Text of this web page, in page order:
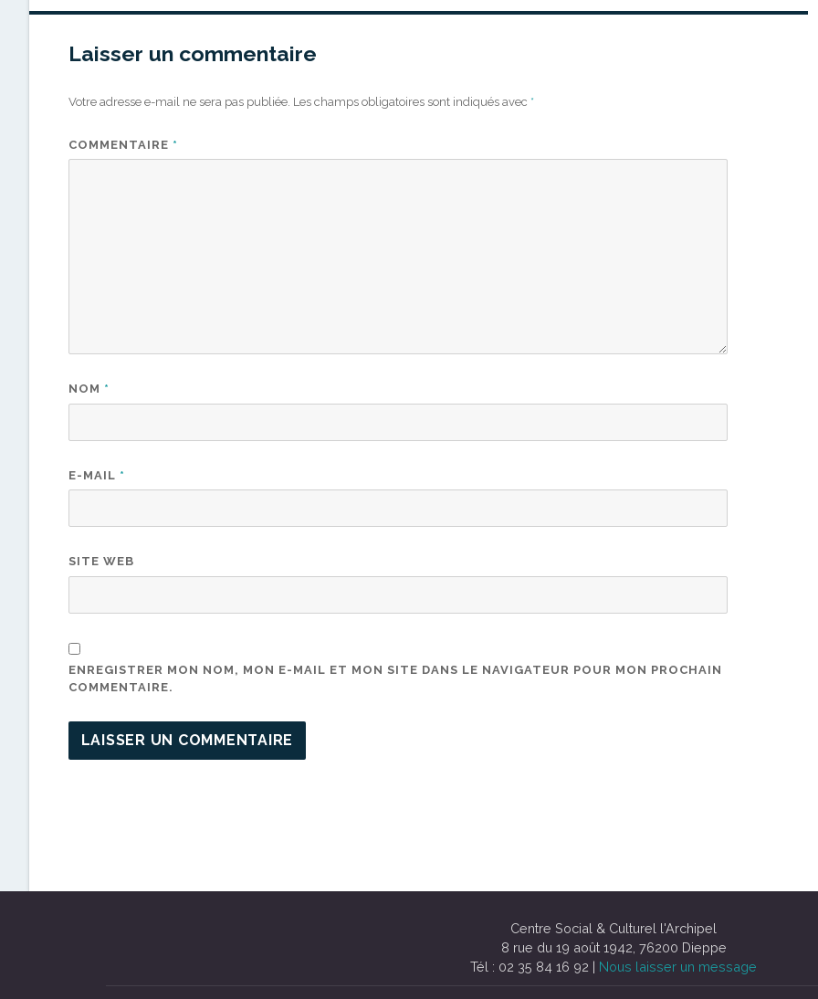
Laisser un commentaire
Votre adresse e-mail ne sera pas publiée. Les champs obligatoires sont indiqués avec *
COMMENTAIRE *
NOM *
E-MAIL *
SITE WEB
ENREGISTRER MON NOM, MON E-MAIL ET MON SITE DANS LE NAVIGATEUR POUR MON PROCHAIN
COMMENTAIRE.
Centre Social & Culturel l'Archipel
8 rue du 19 août 1942, 76200 Dieppe
Tél : 02 35 84 16 92 | Nous laisser un message